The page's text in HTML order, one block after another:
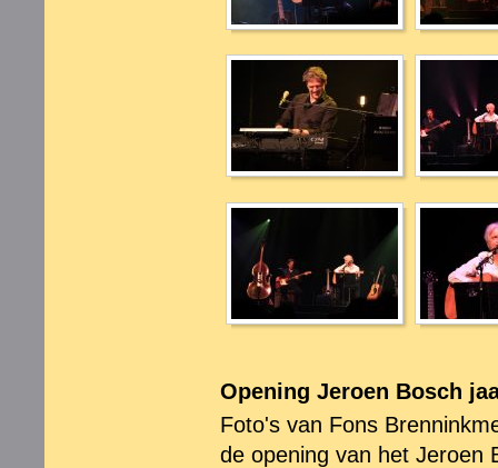
Opening Jeroen Bosch
Foto's van Fons
de opening van het Jeroen